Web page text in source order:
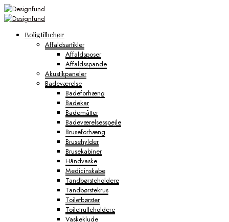
Boligtilbehør
Affaldsartikler
Affaldsposer
Affaldsspande
Akustikpaneler
Badeværelse
Badeforhæng
Badekar
Bademåtter
Badeværelsesspejle
Bruseforhæng
Brusehylder
Brusekabiner
Håndvaske
Medicinskabe
Tandbørsteholdere
Tandbørstekrus
Toiletbørster
Toiletrulleholdere
Vaskeklude